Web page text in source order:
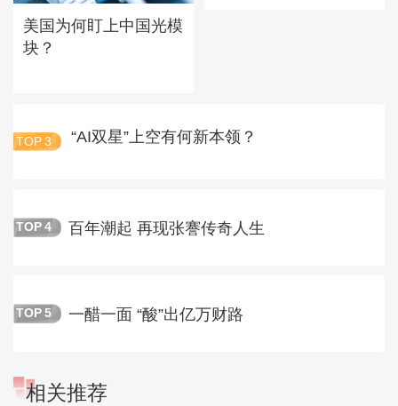
美国为何盯上中国光模
块？
TOP 3 “AI双星”上空有何新本领？
TOP 4 百年潮起 再现张謇传奇人生
TOP 5 一醋一面 “酸”出亿万财路
相关推荐